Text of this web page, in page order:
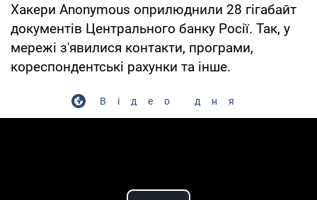
Хакери Anonymous оприлюднили 28 гігабайт
документів Центрального банку Росії. Так, у
мережі з'явилися контакти, програми,
кореспондентські рахунки та інше.
Відео дня